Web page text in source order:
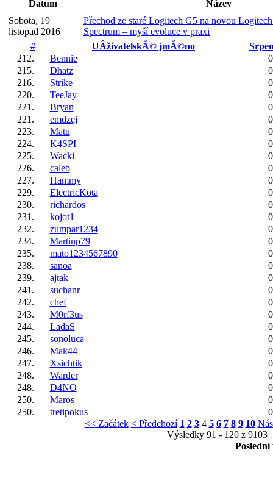
Datum
Název
Sobota, 19
listopad 2016
Přechod ze staré Logitech G5 na novou
Spectrum – myší evoluce v praxi
#
UÂživatelskĂ© jmĂ©no
212.
Bennie
215.
Dhatz
216.
Strike
220.
TeeJay
221.
Bryan
221.
emdzej
223.
Matu
224.
K4SPI
225.
Wacki
226.
caleb
227.
Hammy
229.
ElectricKota
230.
richardos
231.
kojot1
232.
zumpar1234
234.
Martinp79
235.
mato1234567890
238.
sanoa
239.
ajtak
241.
suchanr
242.
chef
243.
M0rf3us
244.
LadaS
245.
sonoluca
246.
Mak44
247.
Xsichtik
248.
Warder
248.
D4NO
250.
Maros
250.
tretipokus
<< Začátek < Předchozí 1 2 3 4 5 6 7 8 9 10
Výsledky 91 - 120 z 9103